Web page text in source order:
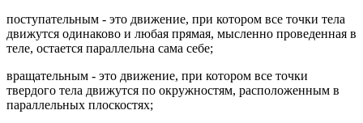
поступательным - это движение, при котором все точки тела
движутся одинаково и любая прямая, мысленно проведенная в
теле, остается параллельна сама себе;
вращательным - это движение, при котором все точки
твердого тела движутся по окружностям, расположенным в
параллельных плоскостях;